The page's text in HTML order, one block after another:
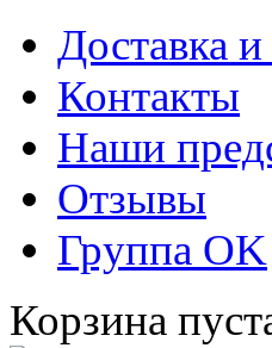
Доставка и
Контакты
Наши
Отзывы
Группа OK
Корзина